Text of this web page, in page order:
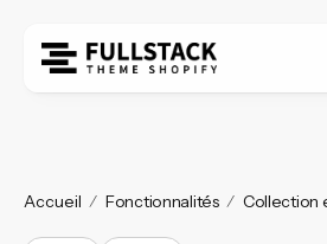
Accueil Fonctionnalités Collection